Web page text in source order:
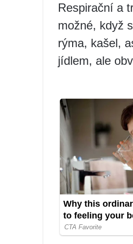
Respirační a
možné, když
rýma, kašel,
jídlem, ale